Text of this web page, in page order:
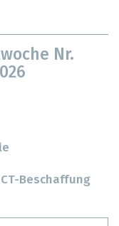
Nr.
Beschaffung